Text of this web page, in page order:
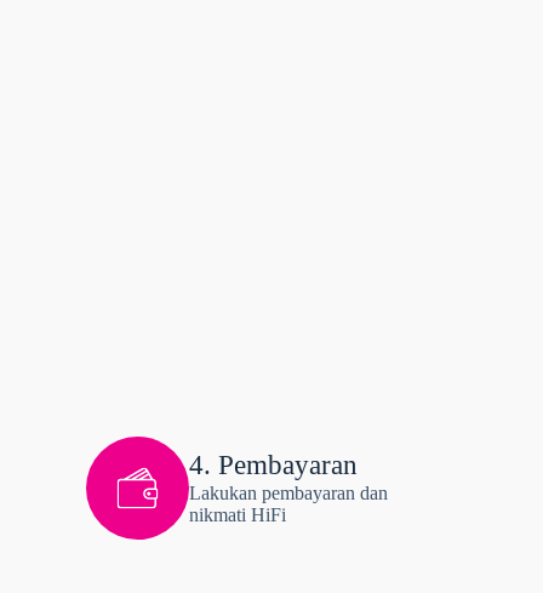
4. Pembayaran
Lakukan pembayaran dan
nikmati HiFi